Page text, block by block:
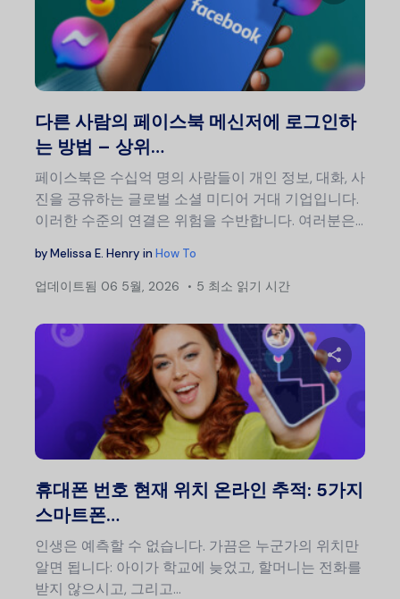
다른 사람의 페이스북 메신저에 로그인하
는 방법 – 상위…
페이스북은 수십억 명의 사람들이 개인 정보, 대화, 사
진을 공유하는 글로벌 소셜 미디어 거대 기업입니다.
이러한 수준의 연결은 위험을 수반합니다. 여러분은…
byMelissa E. Henry in How To
업데이트됨 06 5월, 2026 5 최소 읽기 시간
이 글
휴대폰 번호 현재 위치 온라인 추적: 5가지
스마트폰…
인생은 예측할 수 없습니다. 가끔은 누군가의 위치만
알면 됩니다: 아이가 학교에 늦었고, 할머니는 전화를
받지 않으시고, 그리고…
글